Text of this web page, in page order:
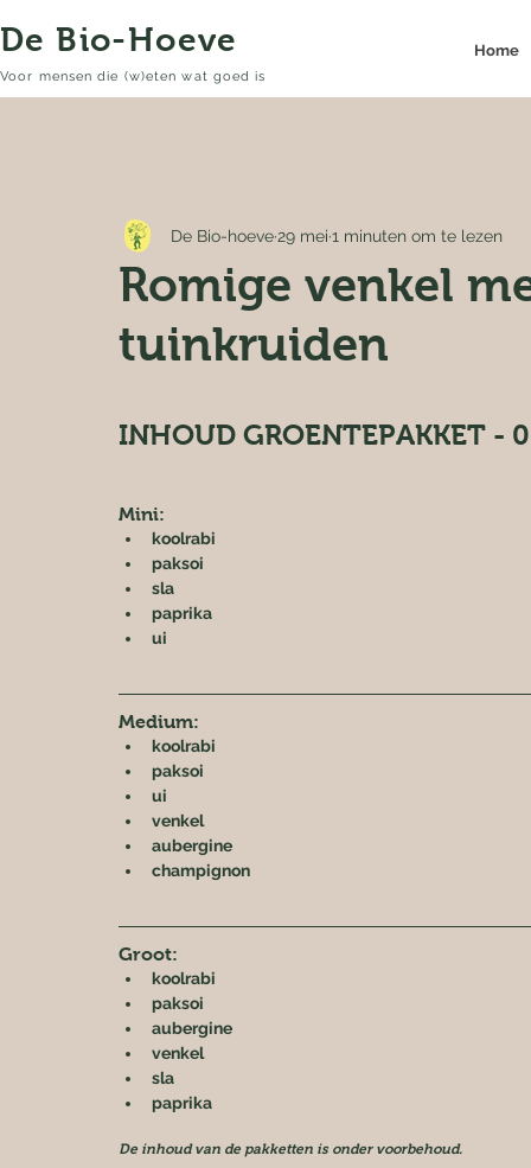
Romige venkel
tuinkruiden
De Bio-hoeve 29 mei 1 minuten om te lezen
INHOUD GROENTEPAKKET -
Mini:
koolrabi
paksoi
sla
paprika
ui
Medium:
koolrabi
paksoi
ui
venkel
aubergine
champignon
Groot:
koolrabi
paksoi
aubergine
venkel
sla
paprika
De inhoud van de pakketten is onder voorbehoud.
De Bio-Hoeve
Voor mensen die (w)eten wat goed is
Home